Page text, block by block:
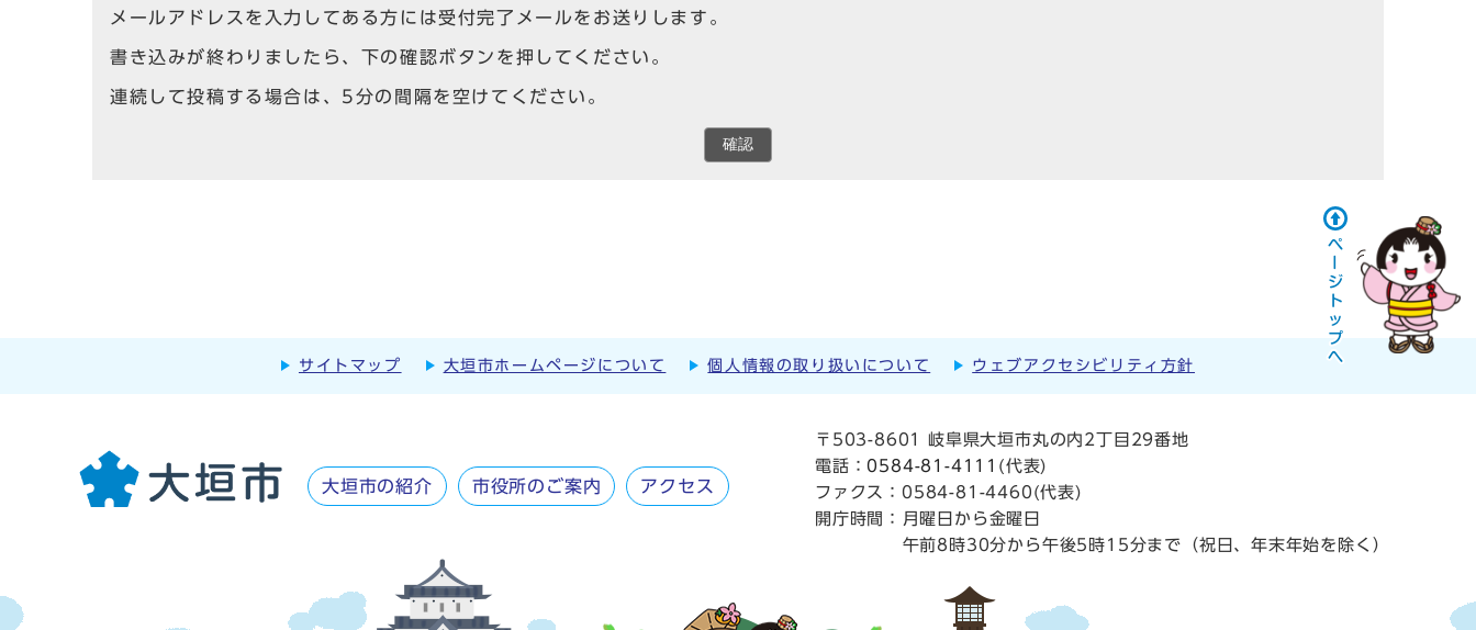
メールアドレスを入力してある方には受付完了メールをお送りします。
書き込みが終わりましたら、下の確認ボタンを押してください。
連続して投稿する場合は、5分の間隔を空けてください。
確認
サイトマップ 大垣市ホームページについて 個人情報の取り扱いについて ウェブアクセシビリティ方針
大垣市の紹介 市役所のご案内 アクセス
〒503-8601 岐阜県大垣市丸の内2丁目29番地
電話：0584-81-4111 (代表)
ファクス：0584-81-4460(代表)
開庁時間：
月曜日から金曜日
午前8時30分から午後5時15分まで（祝日、年末年始を除く）